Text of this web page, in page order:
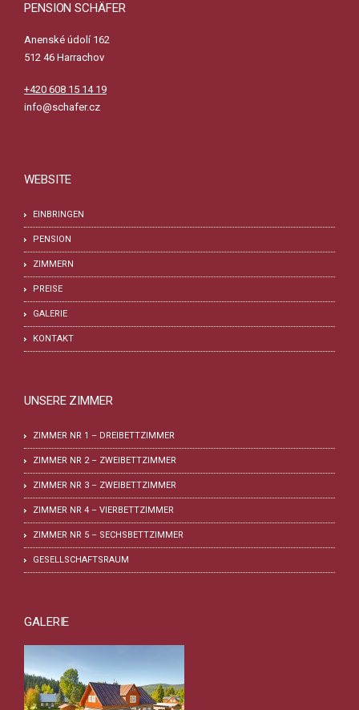
PENSION SCHÄFER
Anenské údolí 162
512 46 Harrachov
+420 608 15 14 19
info@schafer.cz
WEBSITE
EINBRINGEN
PENSION
ZIMMERN
PREISE
GALERIE
KONTAKT
UNSERE ZIMMER
ZIMMER NR 1 – DREIBETTZIMMER
ZIMMER NR 2 – ZWEIBETTZIMMER
ZIMMER NR 3 – ZWEIBETTZIMMER
ZIMMER NR 4 – VIERBETTZIMMER
ZIMMER NR 5 – SECHSBETTZIMMER
GESELLSCHAFTSRAUM
GALERIE